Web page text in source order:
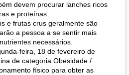
devem procurar lanches ricos
e proteínas.
e frutas crus geralmente são
a pessoa a se sentir mais
necessários.
feira, 18 de fevereiro de
de categoria Obesidade /
físico para obter as